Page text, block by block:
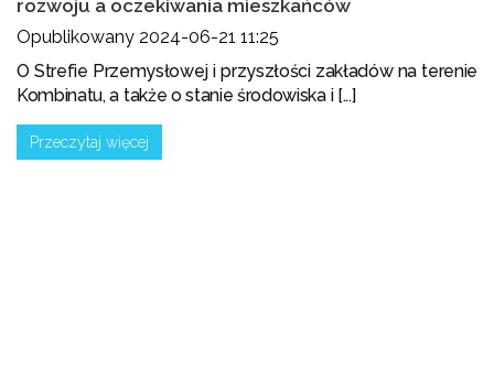
rozwoju a oczekiwania mieszkańców
Opublikowany 2024-06-21 11:25
O Strefie Przemysłowej i przyszłości zakładów na terenie
Kombinatu, a także o stanie środowiska i [...]
Przeczytaj więcej